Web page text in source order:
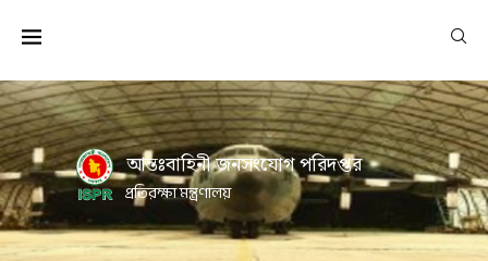
আন্তঃবাহিনী জনসংযোগ পরিদপ্তর
প্রতিরক্ষা মন্ত্রণালয়